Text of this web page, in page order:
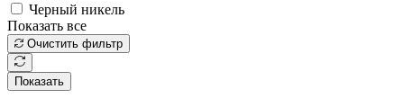
Черный никель
Показать все
Очистить фильтр
Показать